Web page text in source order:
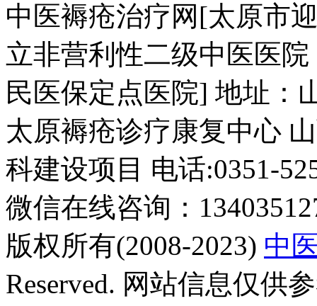
副主任医师，山西
委员，曾多次赴上
湘雅医院进修学
多年，对褥疮清创
及窦道清除临床经
验丰富。.
中医褥疮治疗网[太原市
立非营利性二级中医医
民医保定点医院] 地址：
太原褥疮诊疗康复中心
科建设项目 电话:0351-
微信在线咨询：
版权所有(2008-2023) 中
Reserved. 网站信息仅供